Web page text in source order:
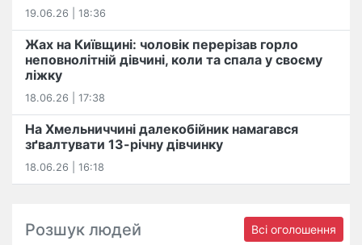
19.06.26 | 18:36
Жах на Київщині: чоловік перерізав горло
неповнолітній дівчині, коли та спала у своєму
ліжку
18.06.26 | 17:38
На Хмельниччині далекобійник намагався
зґвалтувати 13-річну дівчинку
18.06.26 | 16:18
Розшук людей Всі оголошення